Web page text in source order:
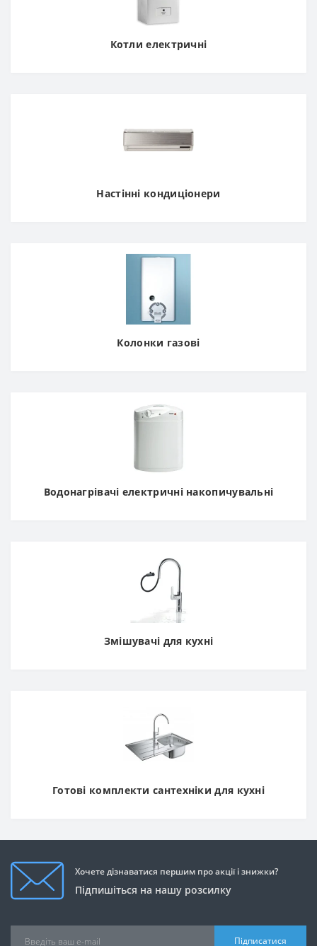
Котли електричні
Настінні кондиціонери
Колонки газові
Водонагрівачі електричні накопичувальні
Змішувачі для кухні
Готові комплекти сантехніки для кухні
Хочете дізнаватися першим про акції і знижки?
Підпишіться на нашу розсилку
Підписатися